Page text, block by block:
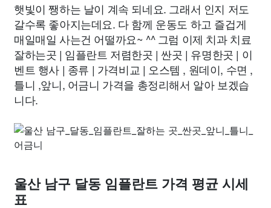
햇빛이 쨍하는 날이 계속 되네요. 그래서 인지 저도
갈수록 좋아지는데요. 다 함께 운동도 하고 즐겁게
매일매일 사는건 어떨까요~ ^^ 그럼 이제 치과 치료
잘하는곳 | 임플란트 저렴한곳 | 싼곳 | 유명한곳 | 이
벤트 행사 | 종류 | 가격비교 | 오스템 , 원데이, 수면 ,
틀니 ,앞니, 어금니 가격을 총정리해서 알아 보겠습
니다.
울산 남구 달동 임플란트 가격 평균 시세
표